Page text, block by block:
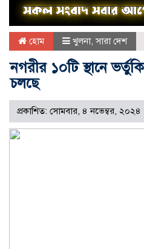
হোম খুলনা,সারা দেশ
নগরীর ১০টি স্থানে
চলছে
প্রকাশিত: সোমবার, ৪ নভেম্বর, ২০২৪